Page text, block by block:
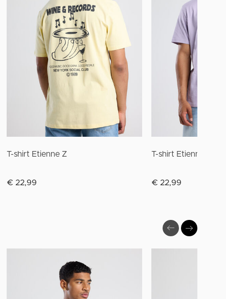
T-shirt Etienne Z
€ 22,99
T-shirt Etienne Z
€ 22,99